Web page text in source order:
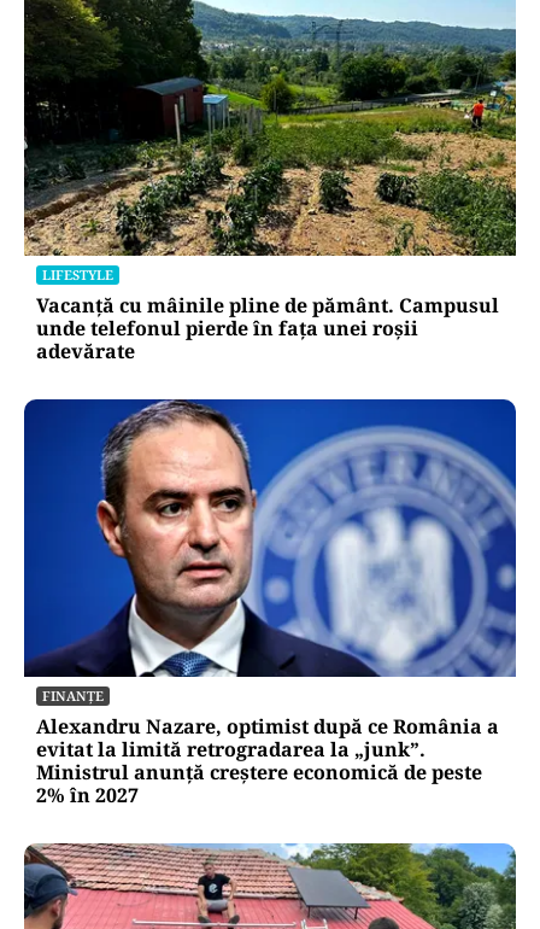
LIFESTYLE
Vacanță cu mâinile pline de pământ. Campusul
unde telefonul pierde în fața unei roșii
adevărate
FINANȚE
Alexandru Nazare, optimist după ce România a
evitat la limită retrogradarea la „junk”.
Ministrul anunță creștere economică de peste
2% în 2027